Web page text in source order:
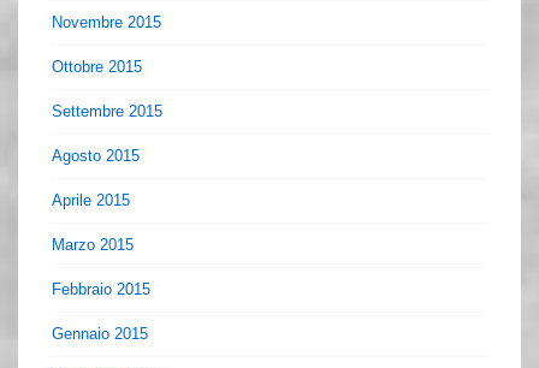
Novembre 2015
Ottobre 2015
Settembre 2015
Agosto 2015
Aprile 2015
Marzo 2015
Febbraio 2015
Gennaio 2015